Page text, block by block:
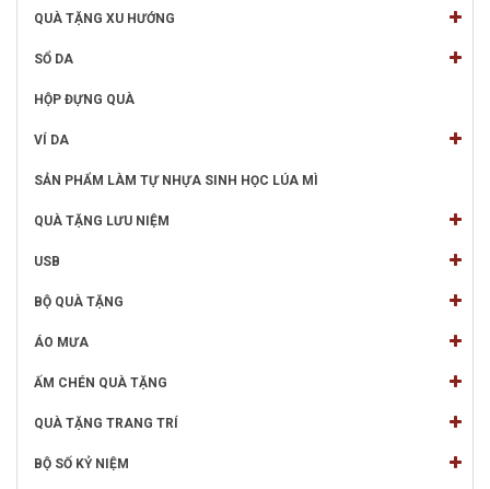
QUÀ TẶNG XU HƯỚNG
SỔ DA
HỘP ĐỰNG QUÀ
VÍ DA
SẢN PHẨM LÀM TỰ NHỰA SINH HỌC LÚA MÌ
QUÀ TẶNG LƯU NIỆM
USB
BỘ QUÀ TẶNG
ÁO MƯA
ẤM CHÉN QUÀ TẶNG
QUÀ TẶNG TRANG TRÍ
BỘ SỐ KỶ NIỆM